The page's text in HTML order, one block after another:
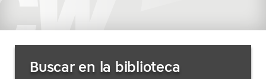
Buscar en la biblioteca
recursos